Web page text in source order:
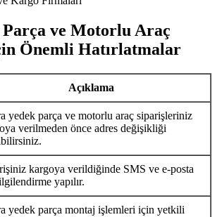
ve Motorlu Araç
Önemli Hatırlatmalar
Açıklama
yedek parça ve motorlu araç siparişleriniz
verilmeden önce adres değişikliği
kargoya verildiğinde SMS ve e-posta
yapılır.
yedek parça montaj işlemleri için yetkili